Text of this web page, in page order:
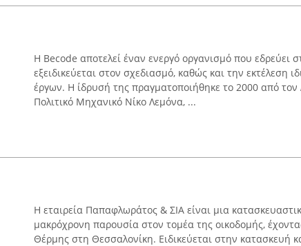
Η Becode αποτελεί έναν ενεργό οργανισμό που εδρεύει
εξειδικεύεται στον σχεδιασμό, καθώς και την εκτέλεση
έργων. Η ίδρυσή της πραγματοποιήθηκε το 2000 από
Πολιτικό Μηχανικό Νίκο Λεμόνα, ...
Η εταιρεία Παπαφλωράτος & ΣΙΑ είναι μια
μακρόχρονη παρουσία στον τομέα της οικοδομής,
Θέρμης στη Θεσσαλονίκη. Ειδικεύεται στην κατασκευή